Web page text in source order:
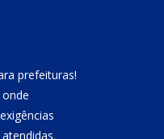
prefeituras!